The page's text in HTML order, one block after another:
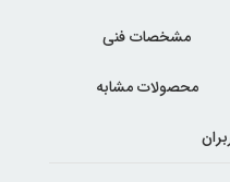
مشخصات فنی
محصولات مشابه